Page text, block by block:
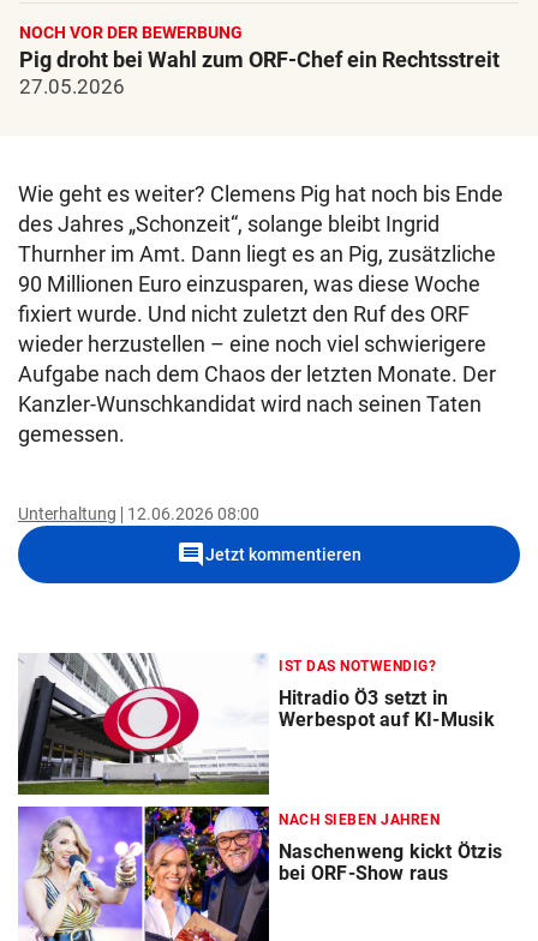
NOCH VOR DER BEWERBUNG
Pig droht bei Wahl zum ORF-Chef ein Rechtsstreit
27.05.2026
Wie geht es weiter? Clemens Pig hat noch bis Ende
des Jahres „Schonzeit“, solange bleibt Ingrid
Thurnher im Amt. Dann liegt es an Pig, zusätzliche
90 Millionen Euro einzusparen, was diese Woche
fixiert wurde. Und nicht zuletzt den Ruf des ORF
wieder herzustellen – eine noch viel schwierigere
Aufgabe nach dem Chaos der letzten Monate. Der
Kanzler-Wunschkandidat wird nach seinen Taten
gemessen.
Unterhaltung 12.06.2026 08:00
commentJetzt kommentieren
IST DAS NOTWENDIG?
Hitradio Ö3 setzt in
Werbespot auf KI-Musik
NACH SIEBEN JAHREN
Naschenweng kickt Ötzis
bei ORF-Show raus